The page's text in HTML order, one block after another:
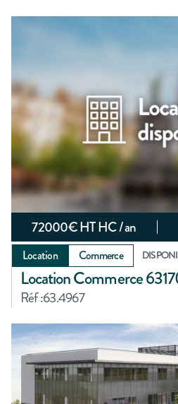
72000€ HT HC / an
Location Commerce
Location Commerce
Réf :63.4967